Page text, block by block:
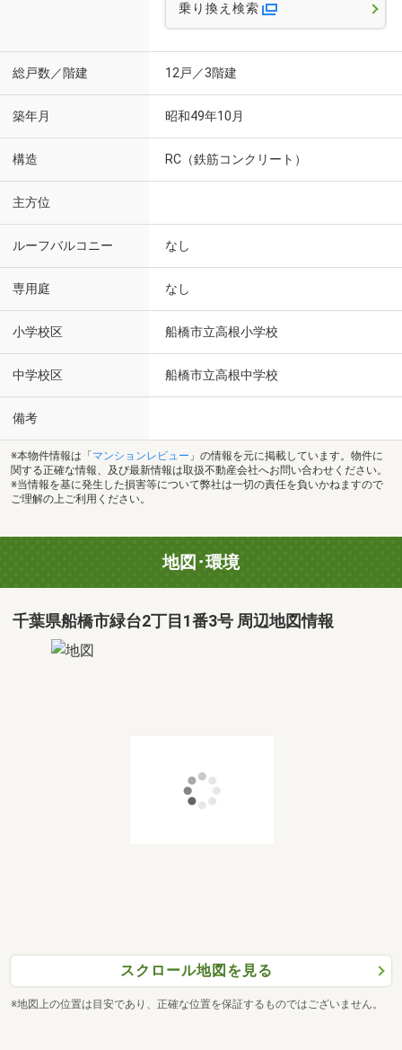
乗り換え検索
総戸数／階建 12戸／3階建
築年月 昭和49年10月
構造 RC（鉄筋コンクリート）
主方位
ルーフバルコニー なし
専用庭 なし
小学校区 船橋市立高根小学校
中学校区 船橋市立高根中学校
備考
※本物件情報は「 マンションレビュー 」の情報を元に掲載しています。物件に
関する正確な情報、及び最新情報は取扱不動産会社へお問い合わせください。
※当情報を基に発生した損害等について弊社は一切の責任を負いかねますので
ご理解の上ご利用ください。
地図･環境
千葉県船橋市緑台2丁目1番3号 周辺地図情報
スクロール地図を見る
※地図上の位置は目安であり、正確な位置を保証するものではございません。